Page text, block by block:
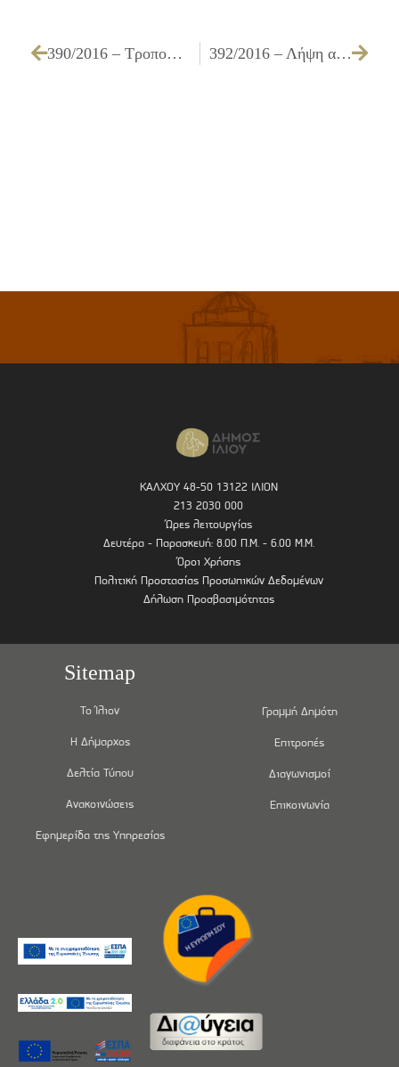
390/2016 – Τροποποίηση της υπ’ αριθμ. 320/2016 Α.Δ.Σ. 392/2016 – Λήψη απόφασης για αναμόρφωση προϋπολογισμού του Δήμου και τροποποίηση τεχνικού προγράμματος οικονομικού έτους 2016
ΚΑΛΧΟΥ 48-50 13122 ΙΛΙΟΝ
213 2030 000
Ώρες λειτουργίας
Δευτέρα - Παρασκευή: 8.00 Π.Μ. - 6.00 Μ.Μ.
Όροι Χρήσης
Πολιτική Προστασίας Προσωπικών Δεδομένων
Δήλωση Προσβασιμότητας
Sitemap
Το Ίλιον
Η Δήμαρχος
Δελτία Τύπου
Ανακοινώσεις
Εφημερίδα της Υπηρεσίας
Γραμμή Δημότη
Επιτροπές
Διαγωνισμοί
Επικοινωνία